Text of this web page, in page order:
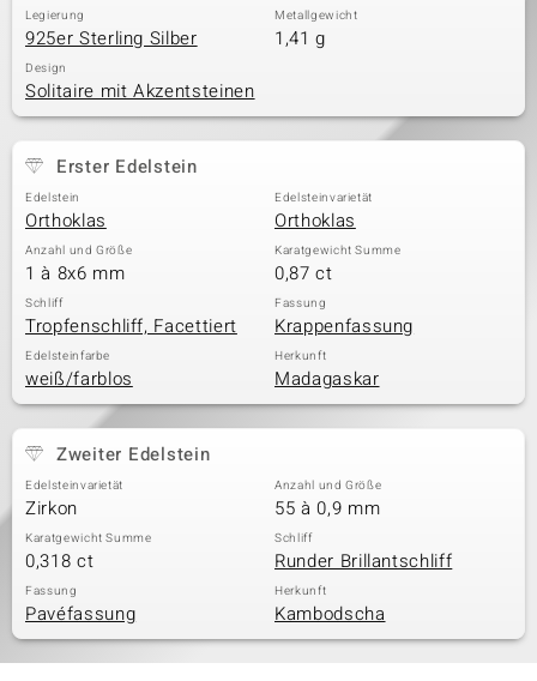
Classics
Legierung
925er Sterling Silber
Metallgewicht
1,41 g
Design
Solitaire mit Akzentsteinen
Erster Edelstein
Edelstein
Orthoklas
Edelsteinvarietät
Orthoklas
Anzahl und Größe
1 à 8x6 mm
Karatgewicht Summe
0,87 ct
Schliff
Tropfenschliff, Facettiert
Fassung
Krappenfassung
Edelsteinfarbe
weiß/farblos
Herkunft
Madagaskar
Zweiter Edelstein
Edelsteinvarietät
Zirkon
Anzahl und Größe
55 à 0,9 mm
Karatgewicht Summe
0,318 ct
Schliff
Runder Brillantschliff
Fassung
Pavéfassung
Herkunft
Kambodscha